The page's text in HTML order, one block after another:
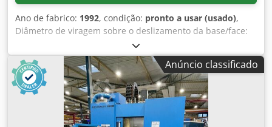
Ano de fabrico: 1992, condição: pronto a usar (usado),
Diâmetro de viragem sobre o deslizamento da base/face:
420mm/280mm, comprimento de viragem: 1000mm,
diâmetro do fuso: 78mm, velocidade máxima: 3550rpm,
potência de acionamento: 35kW, posições da ferramenta:
12 (com ferramentas acionadas), suporte da ferramenta:
VDI50, avanço rápido: 10m/min. Dimensões da máquina
X/Y/Z: aprox. 4100mm/2300mm/2200mm, peso: aprox.
10000kg, controlo: Siemens 840T com eixo C. Após a
Anúncio classificado